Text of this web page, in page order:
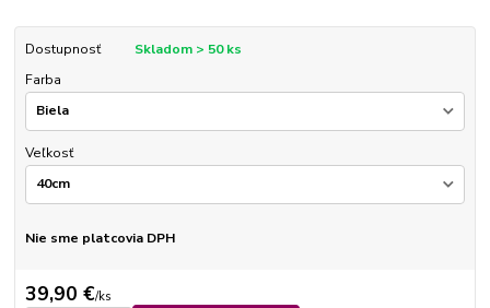
Dostupnosť
Skladom > 50 ks
Farba
Veľkosť
Nie sme platcovia DPH
39,90 €/ks